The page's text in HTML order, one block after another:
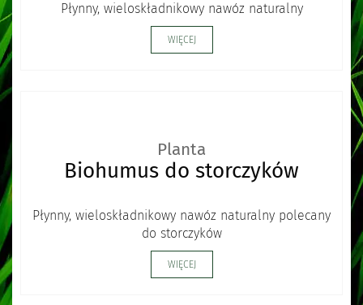
Płynny, wieloskładnikowy nawóz naturalny
WIĘCEJ
Planta
Biohumus do storczyków
Płynny, wieloskładnikowy nawóz naturalny polecany
do storczyków
WIĘCEJ